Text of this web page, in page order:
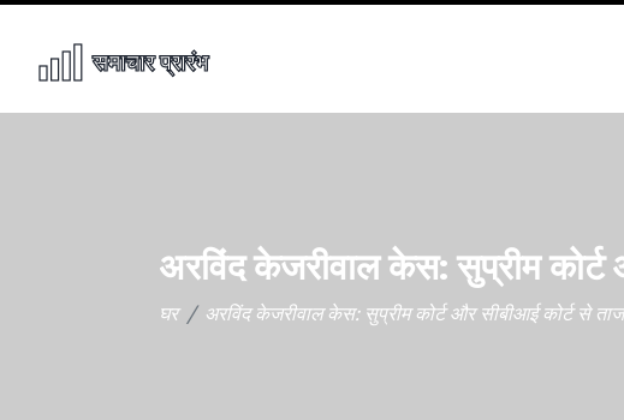
अरविंद केजरीवाल केस: सुप्रीम
घर अरविंद केजरीवाल केस: सुप्रीम कोर्ट और सीबीआई कोर्ट से